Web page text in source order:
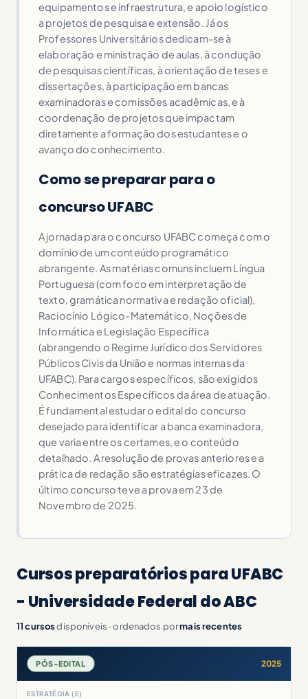
equipamentos e infraestrutura, e apoio logístico
a projetos de pesquisa e extensão. Já os
Professores Universitários dedicam-se à
elaboração e ministração de aulas, à condução
de pesquisas científicas, à orientação de teses e
dissertações, à participação em bancas
examinadoras e comissões acadêmicas, e à
coordenação de projetos que impactam
diretamente a formação dos estudantes e o
avanço do conhecimento.
Como se preparar para o
concurso UFABC
A jornada para o concurso UFABC começa com o
domínio de um conteúdo programático
abrangente. As matérias comuns incluem Língua
Portuguesa (com foco em interpretação de
texto, gramática normativa e redação oficial),
Raciocínio Lógico-Matemático, Noções de
Informática e Legislação Específica
(abrangendo o Regime Jurídico dos Servidores
Públicos Civis da União e normas internas da
UFABC). Para cargos específicos, são exigidos
Conhecimentos Específicos da área de atuação.
É fundamental estudar o edital do concurso
desejado para identificar a banca examinadora,
que varia entre os certames, e o conteúdo
detalhado. A resolução de provas anteriores e a
prática de redação são estratégias eficazes. O
último concurso teve a prova em 23 de
Novembro de 2025.
Cursos preparatórios para UFABC
- Universidade Federal do ABC
11 cursosdisponíveis · ordenados pormais recentes
PÓS-EDITAL 2025
ESTRATÉGIA (E)